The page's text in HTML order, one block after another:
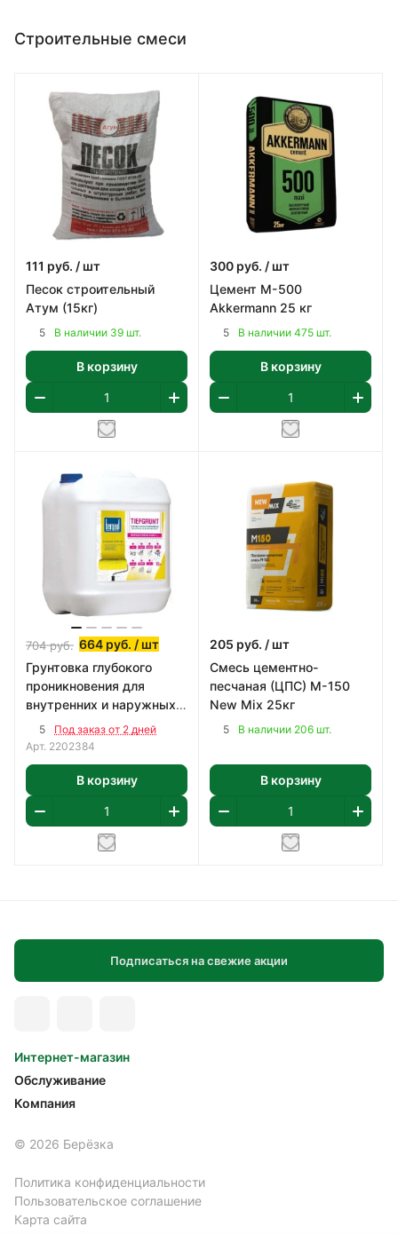
Строительные смеси
111 руб. / шт
Песок строительный
Атум (15кг)
5 В наличии 39 шт.
В корзину
300 руб. / шт
Цемент М-500
Akkermann 25 кг
5 В наличии 475 шт.
В корзину
704руб. 664 руб. / шт
Грунтовка глубокого
проникновения для
внутренних и наружных
работ Bergauf 5кг
5
Под заказ от 2 дней
Арт. 2202384
В корзину
205 руб. / шт
Смесь цементно-
песчаная (ЦПС) М-150
New Mix 25кг
5 В наличии 206 шт.
В корзину
Подписаться на свежие акции
Интернет-магазин
Обслуживание
Компания
© 2026 Берёзка
Политика конфиденциальности
Пользовательское соглашение
Карта сайта